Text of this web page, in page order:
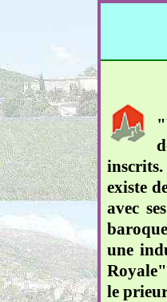
existe
avec
une
le